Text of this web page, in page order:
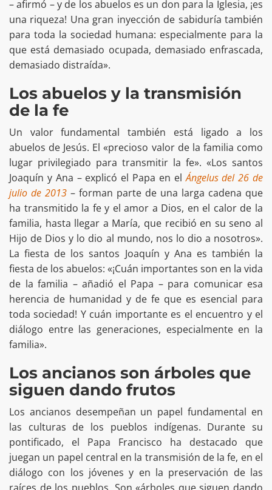
– afirmó – y de los abuelos es un don para la Iglesia, ¡es
una riqueza! Una gran inyección de sabiduría también
para toda la sociedad humana: especialmente para la
que está demasiado ocupada, demasiado enfrascada,
demasiado distraída».
Los abuelos y la transmisión
de la fe
Un valor fundamental también está ligado a los
abuelos de Jesús. El «precioso valor de la familia como
lugar privilegiado para transmitir la fe». «Los santos
Joaquín y Ana – explicó el Papa en elÁngelus del 26 de
julio de 2013 – forman parte de una larga cadena que
ha transmitido la fe y el amor a Dios, en el calor de la
familia, hasta llegar a María, que recibió en su seno al
Hijo de Dios y lo dio al mundo, nos lo dio a nosotros».
La fiesta de los santos Joaquín y Ana es también la
fiesta de los abuelos: «¡Cuán importantes son en la vida
de la familia – añadió el Papa – para comunicar esa
herencia de humanidad y de fe que es esencial para
toda sociedad! Y cuán importante es el encuentro y el
diálogo entre las generaciones, especialmente en la
familia».
Los ancianos son árboles que
siguen dando frutos
Los ancianos desempeñan un papel fundamental en
las culturas de los pueblos indígenas. Durante su
pontificado, el Papa Francisco ha destacado que
juegan un papel central en la transmisión de la fe, en el
diálogo con los jóvenes y en la preservación de las